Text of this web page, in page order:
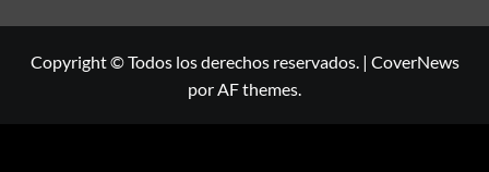
Copyright © Todos los derechos reservados. | CoverNews
por AF themes.